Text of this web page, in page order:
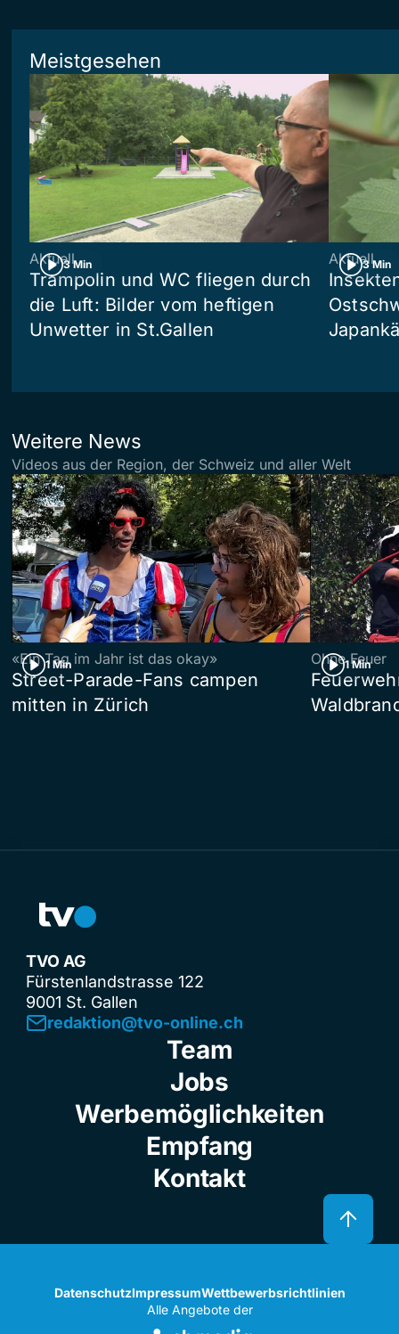
Meistgesehen
3 Min
Aktuell
Trampolin und WC fliegen durch
die Luft: Bilder vom heftigen
Unwetter in St.Gallen
3 Min
Aktuell
Weitere News
Videos aus der Region, der Schweiz und aller Welt
1 Min
«Ein Tag im Jahr ist das okay»
Street-Parade-Fans campen
mitten in Zürich
1 Min
Ohne Feuer
TVO AG
Fürstenlandstrasse 122
9001 St. Gallen
redaktion@tvo-online.ch
Team
Jobs
Werbemöglichkeiten
Empfang
Kontakt
DatenschutzImpressumWettbewerbsrichtlinien
Alle Angebote der